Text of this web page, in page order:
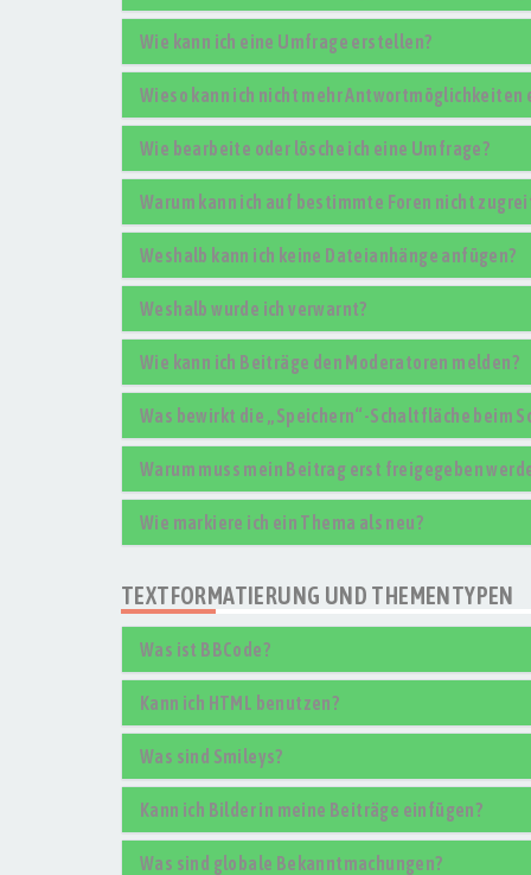
Wie kann ich eine Umfrage erstellen?
Wieso kann ich nicht mehr Antwortmöglichkeiten
Wie bearbeite oder lösche ich eine Umfrage?
Warum kann ich auf bestimmte Foren nicht
Weshalb kann ich keine Dateianhänge anfügen?
Weshalb wurde ich verwarnt?
Wie kann ich Beiträge den Moderatoren melden?
Was bewirkt die „Speichern“-Schaltfläche beim
Warum muss mein Beitrag erst freigegeben
Wie markiere ich ein Thema als neu?
TEXTFORMATIERUNG UND THEMENTYPEN
Was ist BBCode?
Kann ich HTML benutzen?
Was sind Smileys?
Kann ich Bilder in meine Beiträge einfügen?
Was sind globale Bekanntmachungen?